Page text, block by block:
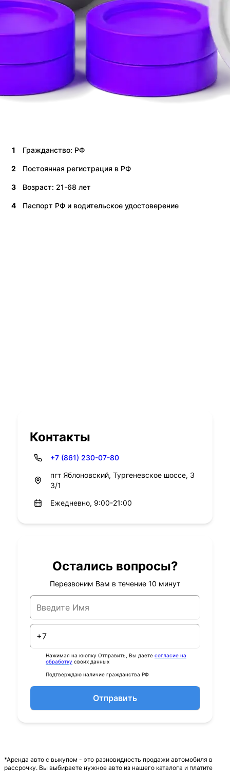
1 Гражданство: РФ
2 Постоянная регистрация в РФ
3 Возраст: 21-68 лет
4 Паспорт РФ и водительское удостоверение
Контакты
+7 (861) 230-07-80
пгт Яблоновский, Тургеневское шоссе, 3
3/1
Ежедневно, 9:00-21:00
Остались вопросы?
Перезвоним Вам в течение 10 минут
Нажимая на кнопку Отправить, Вы даете согласие на
обработку своих данных
Подтверждаю наличие гражданства РФ
Отправить
*Аренда авто с выкупом - это разновидность продажи автомобиля в
рассрочку. Вы выбираете нужное авто из нашего каталога и платите